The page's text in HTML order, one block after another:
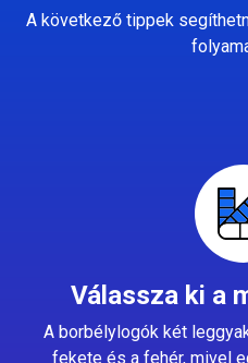
A következő tippek
Válassza ki a
A borbélylogók két
fekete és a fehér, mivel